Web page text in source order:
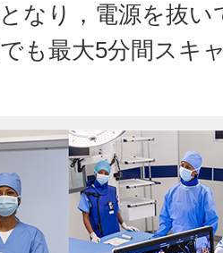
なり，電源を抜
も最大5分間スキ